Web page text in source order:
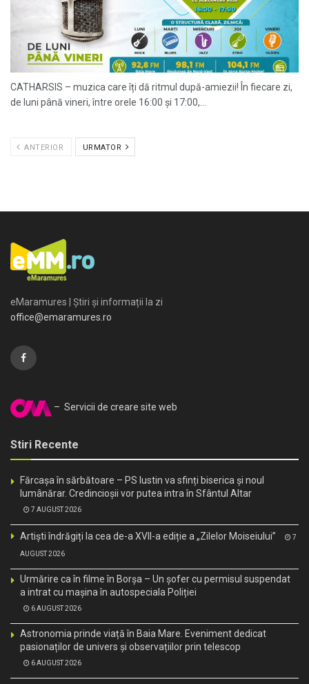
CATHARSIS – muzica care îți dă ritmul după-amiezii! În fiecare zi,
de luni până vineri, între orele 16:00 și 17:00,...
ANTERIOR URMATOR
eMaramures | Știri și informații la zi
office@emaramures.ro
– Servicii de creare site web
Stiri Recente
Fărcașa în sărbătoare – PS Iustin va sfinți biserica și noul
lumânărar. Credincioșii vor putea intra în Sfântul Altar
7 AUGUST 2026
Artiști îndrăgiți la cea de-a XVII-a ediție a „Zilelor Moiseiului” 7
AUGUST 2026
Urmărire ca în filme în Borșa – Un șofer cu permisul suspendat
a intrat cu mașina în autospeciala Poliției
6 AUGUST 2026
Astronomia prinde viață în Baia Mare. Eveniment dedicat
pasionaților de univers și observațiilor prin telescop
6 AUGUST 2026